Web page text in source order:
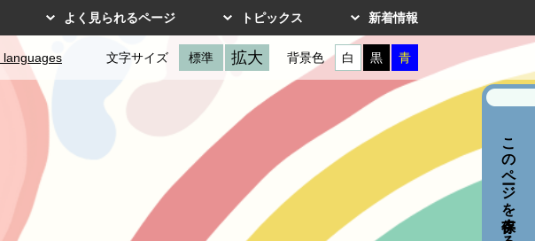
よく見られるページ トピックス 新着情報
languages 文字サイズ 標準 拡大 背景色 白 黒 青
このページを保存する